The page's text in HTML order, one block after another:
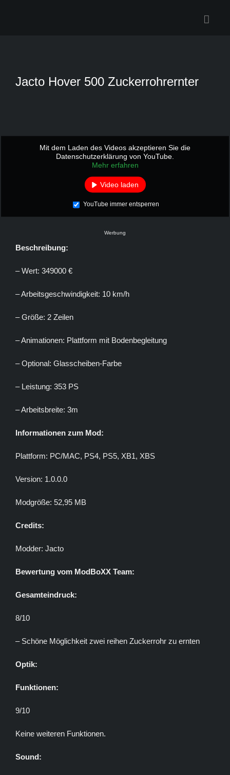
Jacto Hover 500 Zuckerrohrernter
Mit dem Laden des Videos akzeptieren Sie die
Datenschutzerklärung von YouTube.
Mehr erfahren
Video laden
YouTube immer entsperren
Werbung
Beschreibung:
– Wert: 349000 €
– Arbeitsgeschwindigkeit: 10 km/h
– Größe: 2 Zeilen
– Animationen: Plattform mit Bodenbegleitung
– Optional: Glasscheiben-Farbe
– Leistung: 353 PS
– Arbeitsbreite: 3m
Informationen zum Mod:
Plattform: PC/MAC, PS4, PS5, XB1, XBS
Version: 1.0.0.0
Modgröße: 52,95 MB
Credits:
Modder: Jacto
Bewertung vom ModBoXX Team:
Gesamteindruck:
8/10
– Schöne Möglichkeit zwei reihen Zuckerrohr zu ernten
Optik:
Funktionen:
9/10
Keine weiteren Funktionen.
Sound: